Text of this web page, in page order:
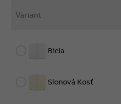
Variant
Biela
Slonová Kosť